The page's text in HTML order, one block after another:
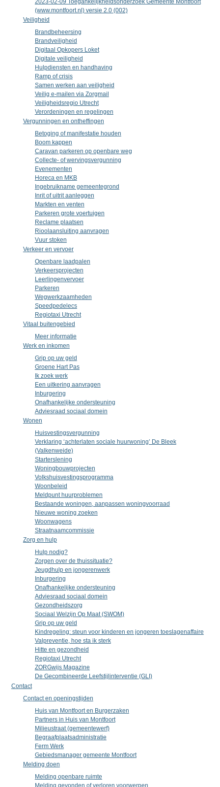
2023-02-09 Toegankelijkheidsonderzoek Gemeente Montfoort
(www.montfoort.nl) versie 2.0 (002)
Veiligheid
Brandbeheersing
Brandveiligheid
Digitaal Opkopers Loket
Digitale veiligheid
Hulpdiensten en handhaving
Ramp of crisis
Samen werken aan veiligheid
Veilig e-mailen via Zorgmail
Veiligheidsregio Utrecht
Verordeningen en regelingen
Vergunningen en ontheffingen
Betoging of manifestatie houden
Boom kappen
Caravan parkeren op openbare weg
Collecte- of wervingsvergunning
Evenementen
Horeca en MKB
Ingebruikname gemeentegrond
Inrit of uitrit aanleggen
Markten en venten
Parkeren grote voertuigen
Reclame plaatsen
Rioolaansluiting aanvragen
Vuur stoken
Verkeer en vervoer
Openbare laadpalen
Verkeersprojecten
Leerlingenvervoer
Parkeren
Wegwerkzaamheden
Speedpedelecs
Regiotaxi Utrecht
Vitaal buitengebied
Meer informatie
Werk en inkomen
Grip op uw geld
Groene Hart Pas
Ik zoek werk
Een uitkering aanvragen
Inburgering
Onafhankelijke ondersteuning
Adviesraad sociaal domein
Wonen
Huisvestingsvergunning
Verklaring ‘achterlaten sociale huurwoning’ De Bleek
(Valkenweide)
Starterslening
Woningbouwprojecten
Volkshuisvestingsprogramma
Woonbeleid
Meldpunt huurproblemen
Bestaande woningen, aanpassen woningvoorraad
Nieuwe woning zoeken
Woonwagens
Straatnaamcommissie
Zorg en hulp
Hulp nodig?
Zorgen over de thuissituatie?
Jeugdhulp en jongerenwerk
Inburgering
Onafhankelijke ondersteuning
Adviesraad sociaal domein
Gezondheidszorg
Sociaal Welzijn Op Maat (SWOM)
Grip op uw geld
Kindregeling: steun voor kinderen en jongeren toeslagenaffaire
Valpreventie, hoe sta ik sterk
Hitte en gezondheid
Regiotaxi Utrecht
ZORGwijs Magazine
De Gecombineerde Leefstijlinterventie (GLI)
Contact
Contact en openingstijden
Huis van Montfoort en Burgerzaken
Partners in Huis van Montfoort
Milieustraat (gemeentewerf)
Begraafplaatsadministratie
Ferm Werk
Gebiedsmanager gemeente Montfoort
Melding doen
Melding openbare ruimte
Melding gevonden of verloren voorwerpen